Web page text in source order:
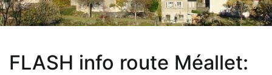
FLASH info route Méallet: